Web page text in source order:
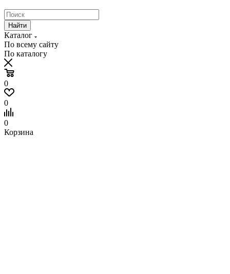
Найти
Каталог
По всему сайту
По каталогу
0
0
0
Корзина